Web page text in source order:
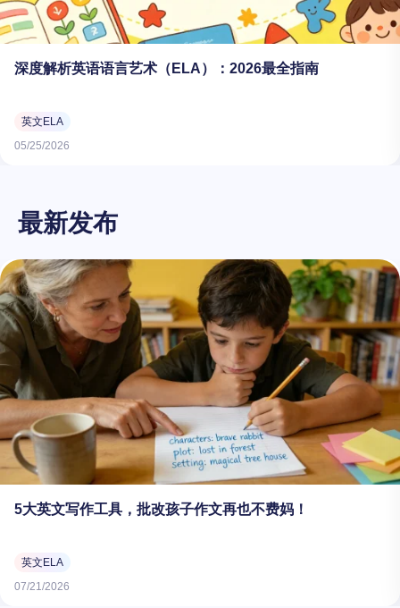
深度解析英语语言艺术（ELA）：2026最全指南
英文ELA
05/25/2026
最新发布
5大英文写作工具，批改孩子作文再也不费妈！
英文ELA
07/21/2026